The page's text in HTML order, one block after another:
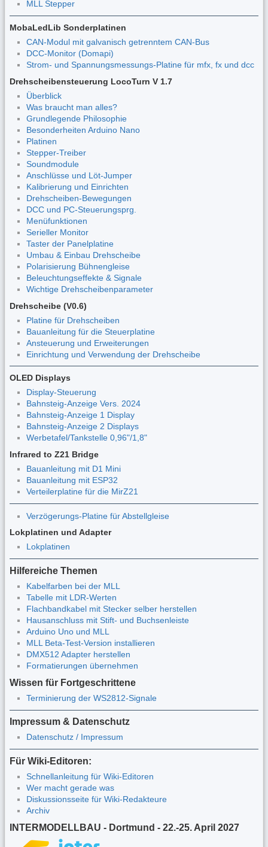
MLL Stepper
MobaLedLib Sonderplatinen
CAN-Modul mit galvanisch getrenntem CAN-Bus
DCC-Monitor (Domapi)
Strom- und Spannungsmessungs-Platine für mfx, fx und dcc
Drehscheibensteuerung LocoTurn V 1.7
Überblick
Was braucht man alles?
Grundlegende Philosophie
Besonderheiten Arduino Nano
Platinen
Stepper-Treiber
Soundmodule
Anschlüsse und Löt-Jumper
Kalibrierung und Einrichten
Drehscheiben-Bewegungen
DCC und PC-Steuerungsprg.
Menüfunktionen
Serieller Monitor
Taster der Panelplatine
Umbau & Einbau Drehscheibe
Polarisierung Bühnengleise
Beleuchtungseffekte & Signale
Wichtige Drehscheibenparameter
Drehscheibe (V0.6)
Platine für Drehscheiben
Bauanleitung für die Steuerplatine
Ansteuerung und Erweiterungen
Einrichtung und Verwendung der Drehscheibe
OLED Displays
Display-Steuerung
Bahnsteig-Anzeige Vers. 2024
Bahnsteig-Anzeige 1 Display
Bahnsteig-Anzeige 2 Displays
Werbetafel/Tankstelle 0,96"/1,8"
Infrared to Z21 Bridge
Bauanleitung mit D1 Mini
Bauanleitung mit ESP32
Verteilerplatine für die MirZ21
Verzögerungs-Platine für Abstellgleise
Lokplatinen und Adapter
Lokplatinen
Hilfereiche Themen
Kabelfarben bei der MLL
Tabelle mit LDR-Werten
Flachbandkabel mit Stecker selber herstellen
Hausanschluss mit Stift- und Buchsenleiste
Arduino Uno und MLL
MLL Beta-Test-Version installieren
DMX512 Adapter herstellen
Formatierungen übernehmen
Wissen für Fortgeschrittene
Terminierung der WS2812-Signale
Impressum & Datenschutz
Datenschutz / Impressum
Für Wiki-Editoren:
Schnellanleitung für Wiki-Editoren
Wer macht gerade was
Diskussionsseite für Wiki-Redakteure
Archiv
INTERMODELLBAU - Dortmund - 22.-25. April 2027